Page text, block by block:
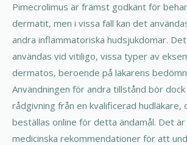
Pimecrolimus är främst godkänt för
dermatit, men i vissa fall kan det
andra inflammatoriska hudsjukdomar.
användas vid vitiligo, vissa typer av
dermatos, beroende på läkarens
Användningen för andra tillstånd bör
rådgivning från en kvalificerad hudläkare,
beställas online för detta ändamål. Det
medicinska rekommendationer för att